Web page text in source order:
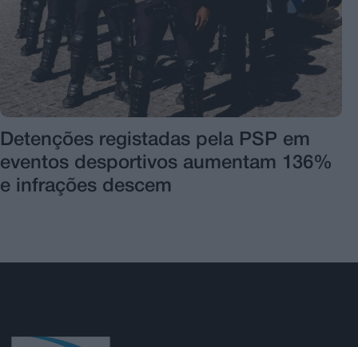
Detenções registadas pela PSP em
eventos desportivos aumentam 136%
e infrações descem